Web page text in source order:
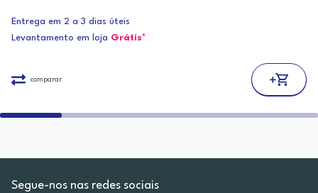
Entrega em 2 a 3 dias úteis
Levantamento em loja Grátis*
comparar
Segue-nos nas redes sociais